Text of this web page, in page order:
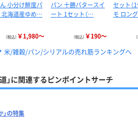
小分け鮮度パ
北海道産ゆめ…
（税込） ￥1,980～
パン 十勝バタースイ
ート 1セット（…
（税込） ￥190～
セット（
モ ロン
米/雑穀/パン/シリアルの売れ筋ランキングへ
」に関連するピンポイントサーチ
」の特集